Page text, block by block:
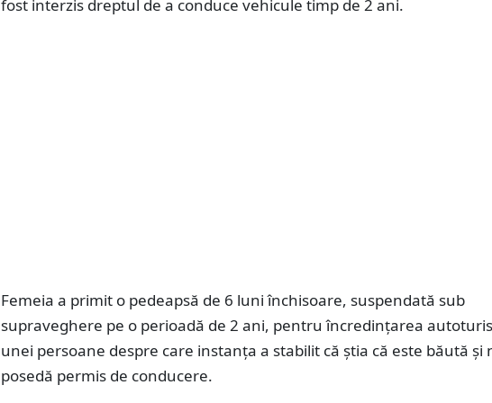
fost interzis dreptul de a conduce vehicule timp de 2 ani.
Femeia a primit o pedeapsă de 6 luni închisoare, suspendată sub
supraveghere pe o perioadă de 2 ani, pentru încredințarea
unei persoane despre care instanța a stabilit că știa că este băută și
posedă permis de conducere.